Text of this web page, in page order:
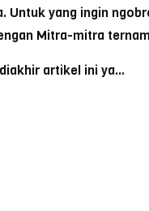
Untuk yang ingin
Mitra-mitra
artikel ini ya…